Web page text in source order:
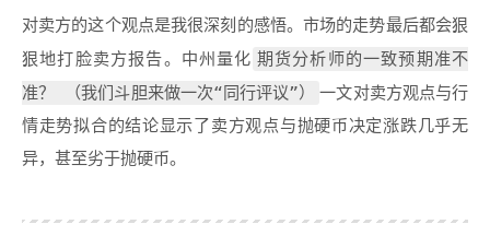
对卖方的这个观点是我很深刻的感悟。市场的走势最后都会狠
狠地打脸卖方报告。中州量化 期货分析师的一致预期准不
准？ （我们斗胆来做一次“同行评议”）
一文对卖方观点与行
情走势拟合的结论显示了卖方观点与抛硬币决定涨跌几乎无
异，甚至劣于抛硬币。